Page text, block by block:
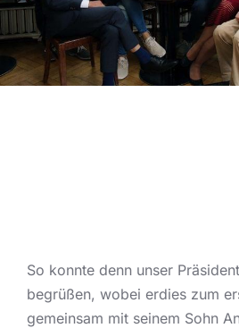
So konnte denn unser
begrüßen, wobei erdies zum
gemeinsam mit seinem Sohn